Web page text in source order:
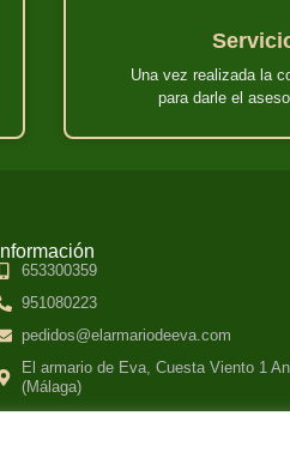
Una vez realizada la
para darle el
Información
653300359
951080223
pedidos@elarmariodeeva.com
El armario de Eva, Cuesta Viento 1
(Málaga)